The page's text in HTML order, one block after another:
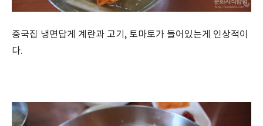
중국집 냉면답게 계란과 고기, 토마토가 들어있는게 인상적이
다.